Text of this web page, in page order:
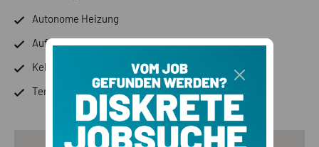
Autonome Heizung
Aufzug
Keller
Terrasse